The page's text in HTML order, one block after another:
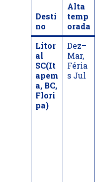
Desti
no
Alta
temp
orada
Litor
al
SC(It
apem
a, BC,
Flori
pa)
Dez–
Mar,
Féria
s Jul